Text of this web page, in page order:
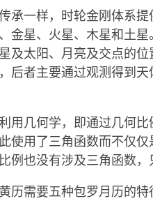
承一样，时轮金刚体系
金星、火星、木星和土
及太阳、月亮及交点的
后者主要通过观测得到
用几何学，即通过几何
使用了三角函数而不仅
例也没有涉及三角函数，
历需要五种包罗月历的